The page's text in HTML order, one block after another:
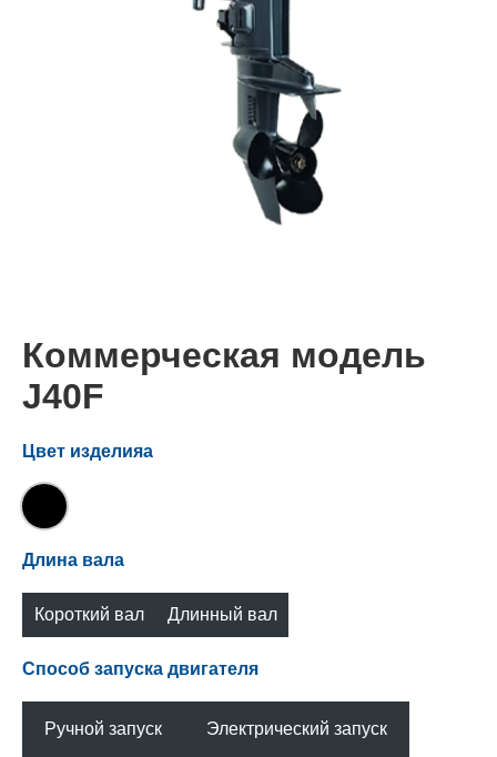
Коммерческая модель
J40F
Цвет изделияа
Длина вала
Короткий вал
(S)
Длинный вал
Способ запуска двигателя
Ручной запуск Электрический запуск